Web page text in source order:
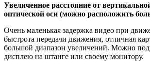
Увеличенное расстояние от
оптической оси (можно расположить
Очень маленькая задержка видео при
быстрота передачи движения, отличная
большой диапазон увеличений. Можно
дисплею на штанге или своему монитору.